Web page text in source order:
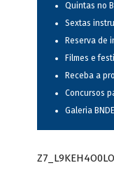
Quintas no
Sextas
Reserva de
Filmes e
Receba a
Concursos
Galeria